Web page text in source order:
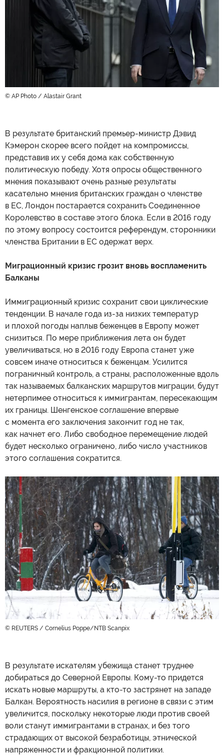
© AP Photo / Alastair Grant
В результате британский премьер-министр Дэвид
Кэмерон скорее всего пойдет на компромиссы,
представив их у себя дома как собственную
политическую победу. Хотя опросы общественного
мнения показывают очень разные результаты
касательно мнения британских граждан о членстве
в ЕС, Лондон постарается сохранить Соединенное
Королевство в составе этого блока. Если в 2016 году
по этому вопросу состоится референдум, сторонники
членства Британии в ЕС одержат верх.
Миграционный кризис грозит вновь воспламенить
Балканы
Иммиграционный кризис сохранит свои циклические
тенденции. В начале года из-за низких температур
и плохой погоды наплыв беженцев в Европу может
снизиться. По мере приближения лета он будет
увеличиваться, но в 2016 году Европа станет уже
совсем иначе относиться к беженцам. Усилится
пограничный контроль, а страны, расположенные вдоль
так называемых балканских маршрутов миграции, будут
нетерпимее относиться к иммигрантам, пересекающим
их границы. Шенгенское соглашение впервые
с момента его заключения закончит год не так,
как начнет его. Либо свободное перемещение людей
будет несколько ограничено, либо число участников
этого соглашения сократится.
© REUTERS / Cornelius Poppe/NTB Scanpix
В результате искателям убежища станет труднее
добираться до Северной Европы. Кому-то придется
искать новые маршруты, а кто-то застрянет на западе
Балкан. Вероятность насилия в регионе в связи с этим
увеличится, поскольку некоторые люди против своей
воли станут иммигрантами в странах, и без того
страдающих от высокой безработицы, этнической
напряженности и фракционной политики.